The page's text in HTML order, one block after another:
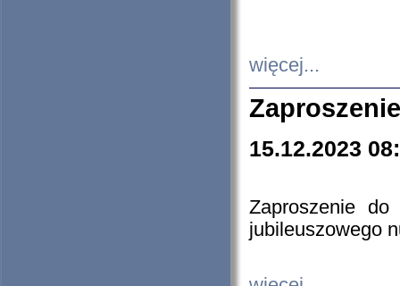
więcej...
15.12.2023
Zaproszenie do
jubileuszowego